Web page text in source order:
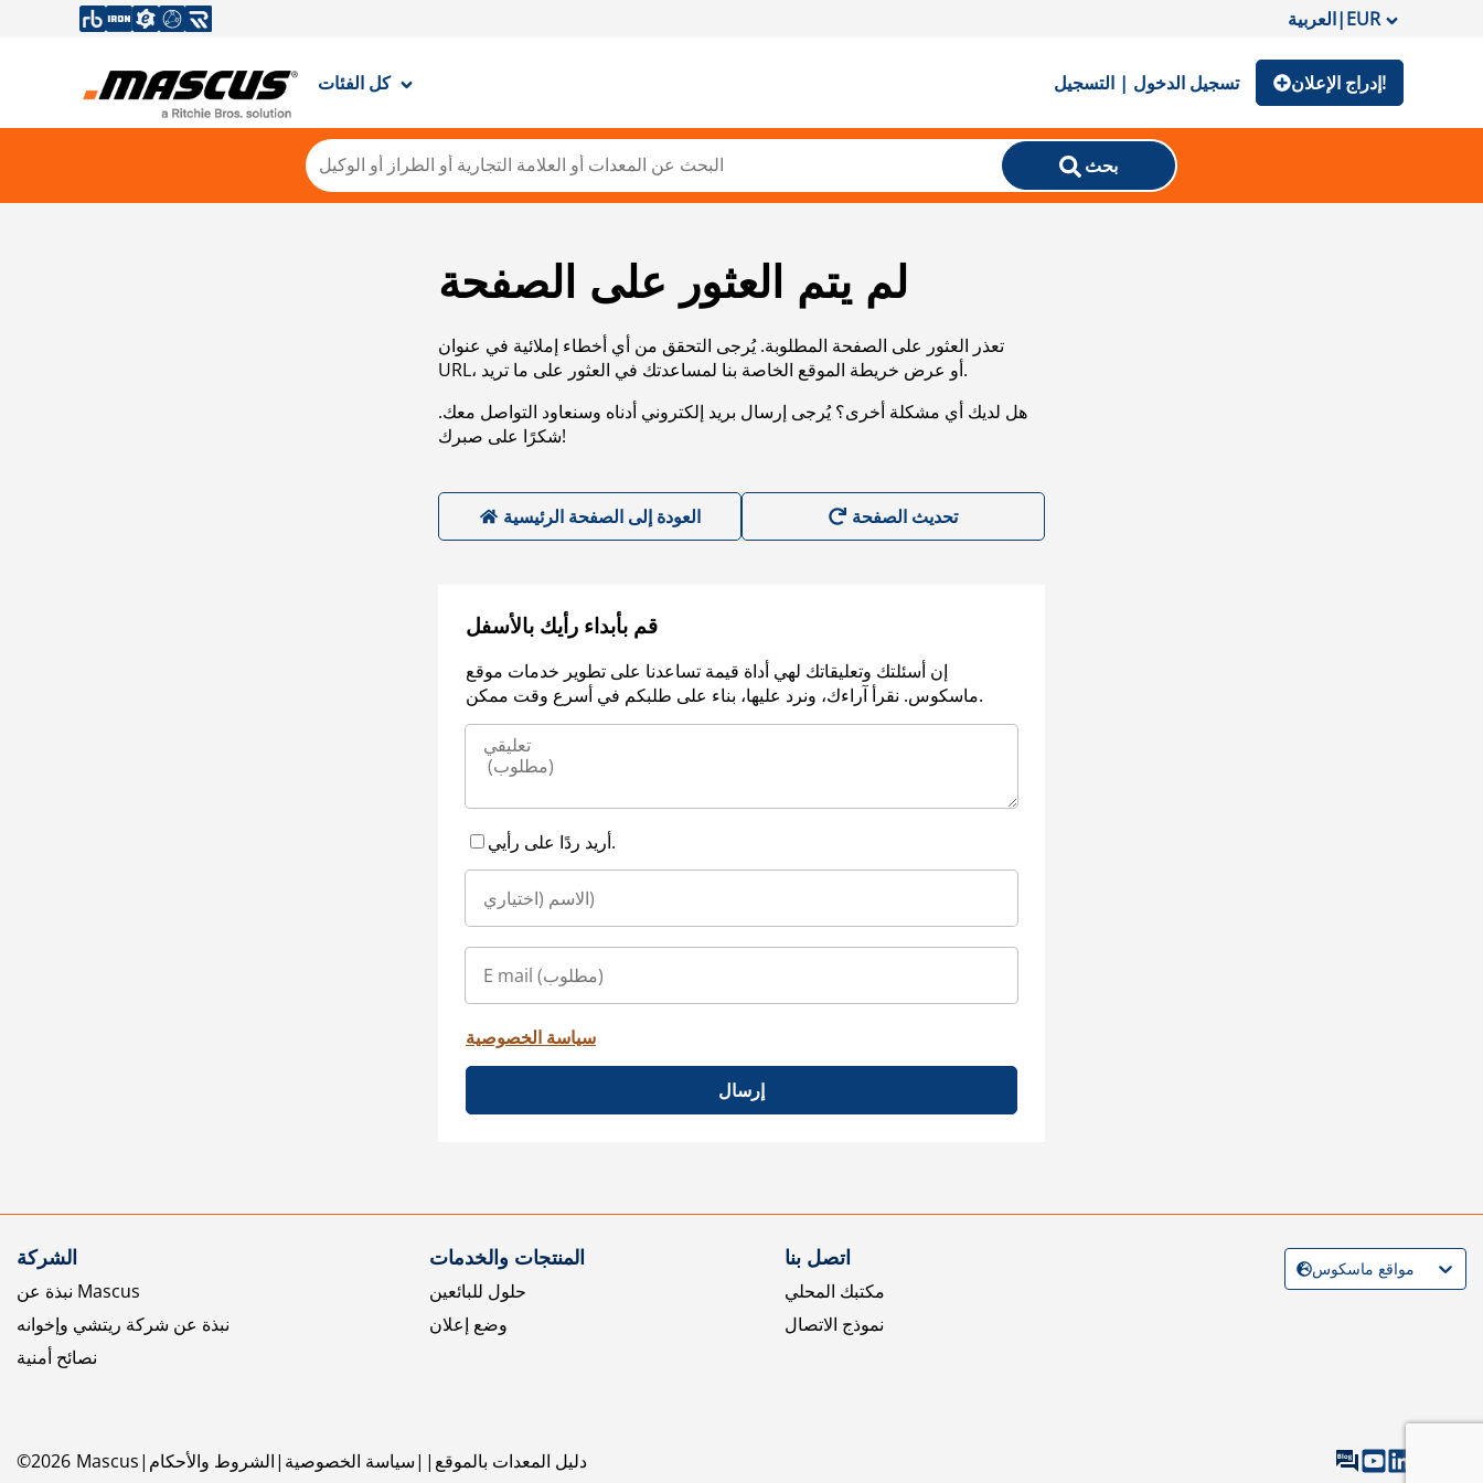
العربية|EUR
كل الفئات تسجيل الدخول | التسجيل إدراج الإعلان!
بحث
لم يتم العثور على الصفحة
تعذر العثور على الصفحة المطلوبة. يُرجى التحقق من أي أخطاء إملائية في عنوان
URL، أو عرض خريطة الموقع الخاصة بنا لمساعدتك في العثور على ما تريد.
هل لديك أي مشكلة أخرى؟ يُرجى إرسال بريد إلكتروني أدناه وسنعاود التواصل معك.
شكرًا على صبرك!
العودة إلى الصفحة الرئيسية
قم بأبداء رأيك بالأسفل
إن أسئلتك وتعليقاتك لهي أداة قيمة تساعدنا على تطوير خدمات موقع
ماسكوس. نقرأ آراءك، ونرد عليها، بناء على طلبكم في أسرع وقت ممكن.
أريد ردًا على رأيي.
سياسة الخصوصية
إرسال
الشركة
نبذة عن Mascus
نبذة عن شركة ريتشي وإخوانه
نصائح أمنية
المنتجات والخدمات
حلول للبائعين
وضع إعلان
اتصل بنا
مكتبك المحلي
نموذج الاتصال
©2026 Mascus الشروط والأحكام سياسة الخصوصية دليل المعدات بالموقع
مواقع ماسكوس